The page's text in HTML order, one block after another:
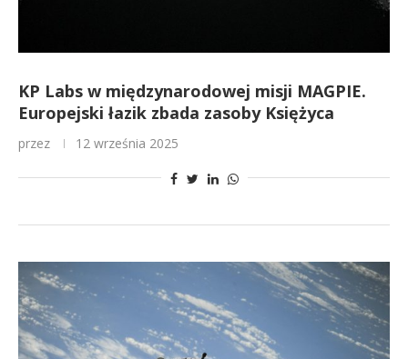
KP Labs w międzynarodowej misji MAGPIE.
Europejski łazik zbada zasoby Księżyca
przez 12 września 2025